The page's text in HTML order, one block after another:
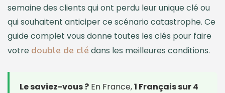
semaine des clients qui ont perdu leur unique clé ou
qui souhaitent anticiper ce scénario catastrophe. Ce
guide complet vous donne toutes les clés pour faire
votre double de clé dans les meilleures conditions.
Le saviez-vous ? En France,1 Français sur 4